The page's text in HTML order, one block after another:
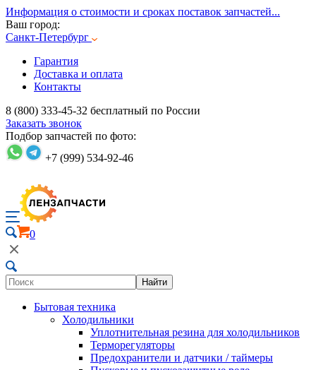
Информация о стоимости и сроках поставок запчастей...
Ваш город:
Санкт-Петербург
Гарантия
Доставка и оплата
Контакты
8 (800) 333-45-32 бесплатный по России
Заказать звонок
Подбор запчастей по фото:
+7 (999) 534-92-46
0
Найти
Бытовая техника
Холодильники
Уплотнительная резина для холодильников
Терморегуляторы
Предохранители и датчики / таймеры